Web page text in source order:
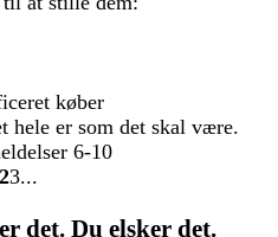
køber
hele er som det skal være.
6-10
gå
2gå
3
det. Du elsker det.